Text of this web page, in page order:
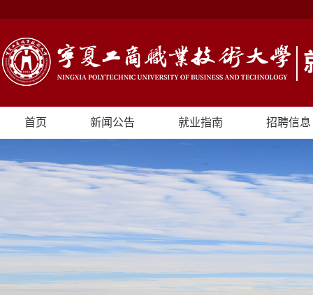
首页 新闻公告 就业指南 招聘信息